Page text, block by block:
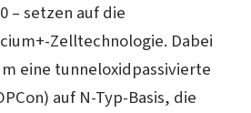
– setzen auf die
Zelltechnologie. Dabei
eine tunneloxidpassivierte
auf N-Typ-Basis, die